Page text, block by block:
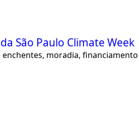
São Paulo Climate Week
moradia,